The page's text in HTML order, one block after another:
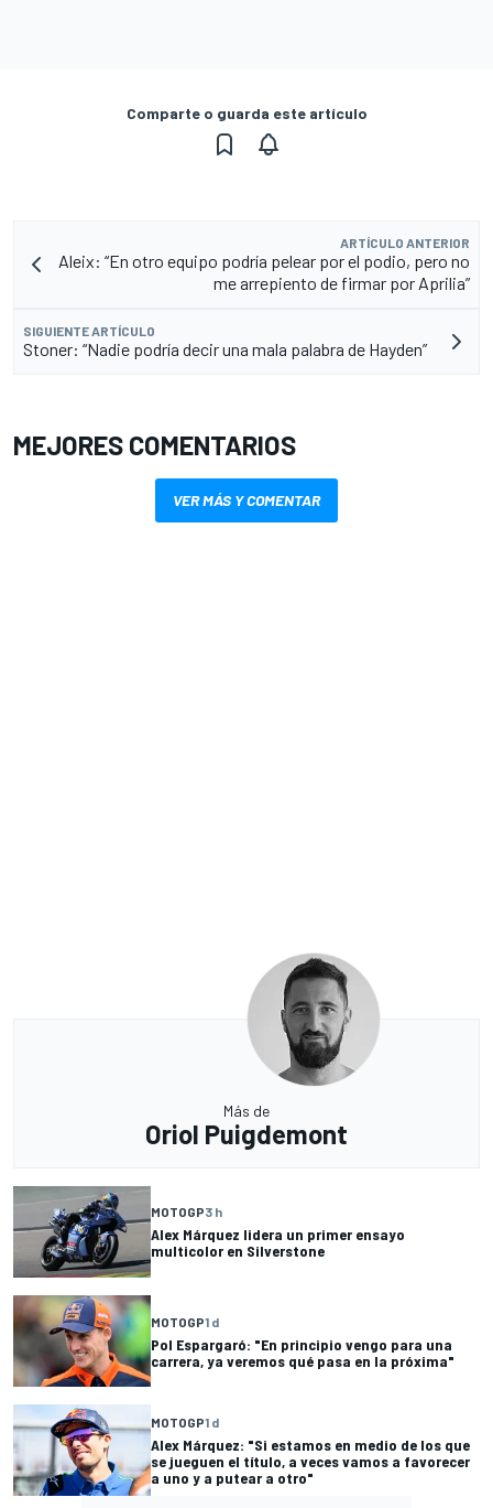
Comparte o guarda este artículo
ARTÍCULO ANTERIOR
Aleix: “En otro equipo podría pelear por el podio, pero no
me arrepiento de firmar por Aprilia”
SIGUIENTE ARTÍCULO
Stoner: “Nadie podría decir una mala palabra de Hayden”
MEJORES COMENTARIOS
VER MÁS Y COMENTAR
Más de
Oriol Puigdemont
MOTOGP3 h
Alex Márquez lidera un primer ensayo
multicolor en Silverstone
MOTOGP1 d
Pol Espargaró: "En principio vengo para una
carrera, ya veremos qué pasa en la próxima"
MOTOGP1 d
Alex Márquez: "Si estamos en medio de los que
se jueguen el título, a veces vamos a favorecer
a uno y a putear a otro"